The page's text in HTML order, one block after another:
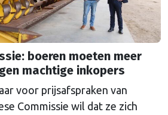
boeren moeten meer
machtige inkopers
voor prijsafspraken van
Commissie wil dat ze zich